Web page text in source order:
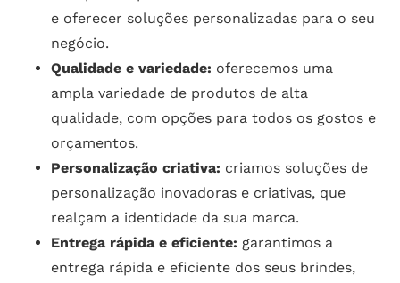
e oferecer soluções personalizadas para o seu
negócio.
Qualidade e variedade: oferecemos uma
ampla variedade de produtos de alta
qualidade, com opções para todos os gostos e
orçamentos.
Personalização criativa: criamos soluções de
personalização inovadoras e criativas, que
realçam a identidade da sua marca.
Entrega rápida e eficiente: garantimos a
entrega rápida e eficiente dos seus brindes,